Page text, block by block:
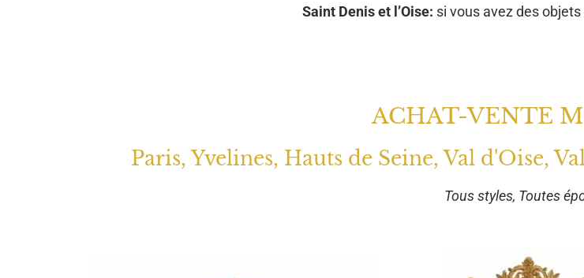
Saint Denis et l’Oise: si vous avez des
ACHAT-VENTE
Paris, Yvelines, Hauts de Seine, Val d'Oise,
Tous styles, Toutes